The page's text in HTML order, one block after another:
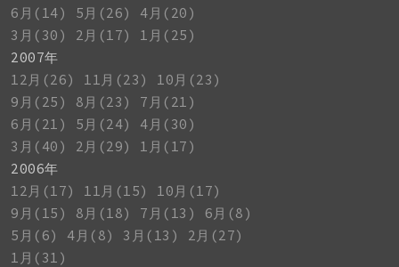
6月(14)
5月(26)
4月(20)
3月(30)
2月(17)
1月(25)
2007年
12月(26)
11月(23)
10月(23)
9月(25)
8月(23)
7月(21)
6月(21)
5月(24)
4月(30)
3月(40)
2月(29)
1月(17)
2006年
12月(17)
11月(15)
10月(17)
9月(15)
8月(18) 7月(13)
6月(8)
5月(6)
4月(8) 3月(13)
2月(27)
1月(31)